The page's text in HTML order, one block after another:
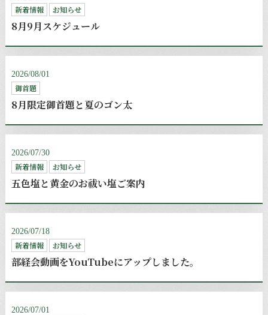
新着情報 お知らせ
8月9月スケジュール
2026/08/01
御首題
8月限定御首題と夏のゴン太
2026/07/30
新着情報 お知らせ
五色塩と黄金のお祓い塩ご案内
2026/07/18
新着情報 お知らせ
部経会動画をYouTubeにアップしました。
2026/07/01